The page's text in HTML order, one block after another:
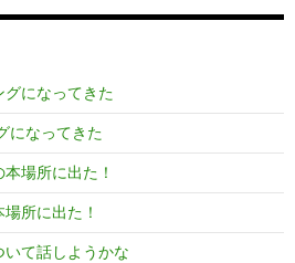
になってきた
になってきた
場所に出た！
所に出た！
いて話しようかな